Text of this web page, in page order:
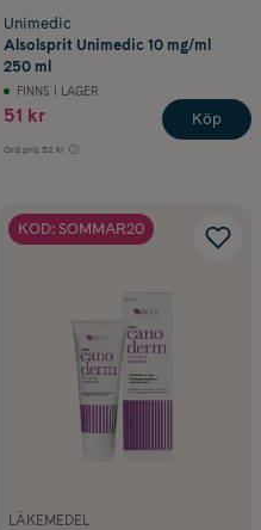
Unimedic
Alsolsprit Unimedic 10 mg/ml
250 ml
FINNS I LAGER
51 kr
Ord.pris 52 kr
Köp
KOD: SOMMAR20
LÄKEMEDEL